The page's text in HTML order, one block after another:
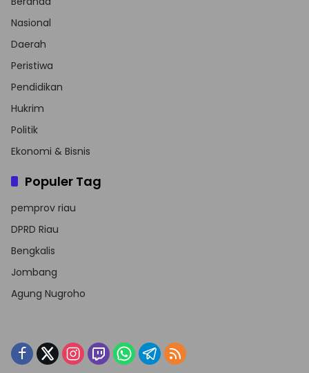
Nasional
Daerah
Peristiwa
Pendidikan
Hukrim
Politik
Ekonomi & Bisnis
Populer Tag
pemprov riau
DPRD Riau
Bengkalis
Jombang
Agung Nugroho